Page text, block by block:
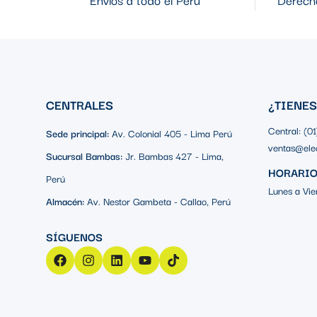
CENTRALES
Sede principal:Av. Colonial 405 - Lima Perú
Sucursal Bambas:Jr. Bambas 427 - Lima,
Perú
Almacén:Av. Nestor Gambeta - Callao, Perú
Central:
Lunes a